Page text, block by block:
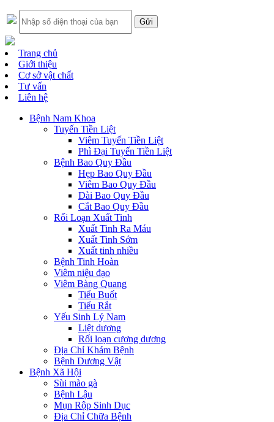
Trang chủ
Giới thiệu
Cơ sở vật chất
Tư vấn
Liên hệ
Bệnh Nam Khoa
Tuyến Tiền Liệt
Viêm Tuyến Tiền Liệt
Phì Đại Tuyến Tiền Liệt
Bệnh Bao Quy Đầu
Hẹp Bao Quy Đầu
Viêm Bao Quy Đầu
Dài Bao Quy Đầu
Cắt Bao Quy Đầu
Rối Loạn Xuất Tinh
Xuất Tinh Ra Máu
Xuất Tinh Sớm
Xuất tinh nhiều
Bệnh Tinh Hoàn
Viêm niệu đạo
Viêm Bàng Quang
Tiểu Buốt
Tiểu Rắt
Yếu Sinh Lý Nam
Liệt dương
Rối loạn cương dương
Địa Chỉ Khám Bệnh
Bệnh Dương Vật
Bệnh Xã Hội
Sùi mào gà
Bệnh Lậu
Mụn Rộp Sinh Dục
Địa Chỉ Chữa Bệnh